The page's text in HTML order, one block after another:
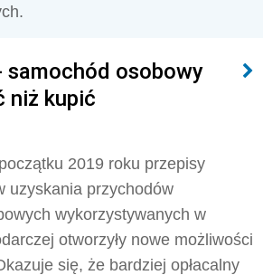
samochód osobowy
niż kupić
2019 roku przepisy
uzyskania przychodów
wykorzystywanych w
otworzyły nowe możliwości
się, że bardziej opłacalny